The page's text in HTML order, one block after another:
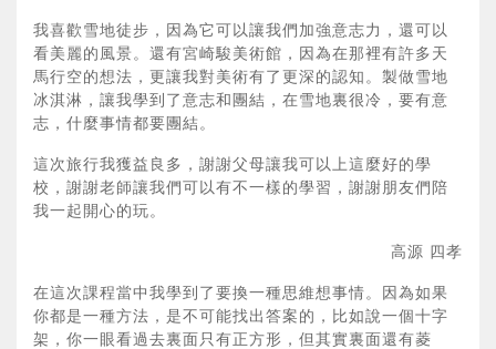
我喜歡雪地徒步，因為它可以讓我們加強意志力，還可以
看美麗的風景。還有宮崎駿美術館，因為在那裡有許多天
馬行空的想法，更讓我對美術有了更深的認知。製做雪地
冰淇淋，讓我學到了意志和團結，在雪地裏很冷，要有意
志，什麼事情都要團結。
這次旅行我獲益良多，謝謝父母讓我可以上這麼好的學
校，謝謝老師讓我們可以有不一樣的學習，謝謝朋友們陪
我一起開心的玩。
高源 四孝
在這次課程當中我學到了要換一種思維想事情。因為如果
你都是一種方法，是不可能找出答案的，比如說一個十字
架，你一眼看過去裏面只有正方形，但其實裏面還有菱